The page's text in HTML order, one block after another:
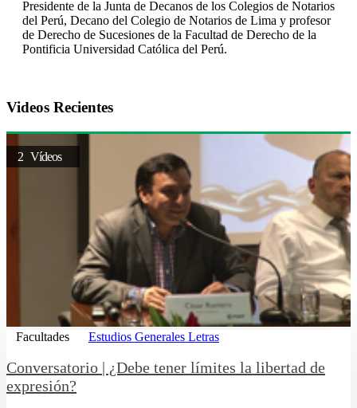
Presidente de la Junta de Decanos de los Colegios de Notarios
del Perú, Decano del Colegio de Notarios de Lima y profesor
de Derecho de Sucesiones de la Facultad de Derecho de la
Pontificia Universidad Católica del Perú.
Videos Recientes
2 Vídeos
Facultades Estudios Generales Letras
Conversatorio | ¿Debe tener límites la libertad de
expresión?